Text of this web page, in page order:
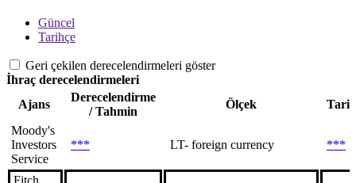
Güncel
Tarihçe
Geri çekilen derecelendirmeleri göster
İhraç derecelendirmeleri
Ajans
Derecelendirme
/ Tahmin
Ölçek
Tarih
Moody's
Investors
Service
*** LT- foreign currency ***
Fitch